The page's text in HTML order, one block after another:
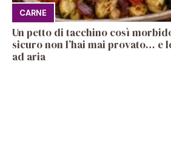
CARNE
Un petto di tacchino così
sicuro non l’hai mai provato… e
ad aria